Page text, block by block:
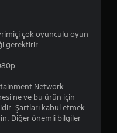
çok oyunculu oyun
gerektirir
Network
ve bu ürün için
Şartları kabul etmek
Diğer önemli bilgiler